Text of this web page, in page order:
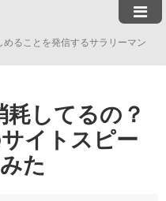
ることを発信するサラリーマン
してるの？
イトスピー
た